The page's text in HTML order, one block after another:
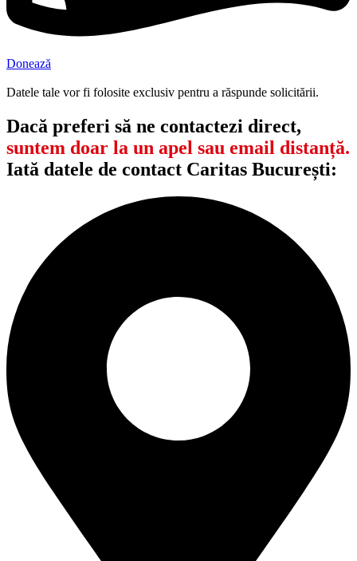
Donează
Datele tale vor fi folosite exclusiv pentru a răspunde solicitării.
Dacă preferi să ne contactezi direct,
suntem doar la un apel sau email distanță.
Iată datele de contact Caritas București: